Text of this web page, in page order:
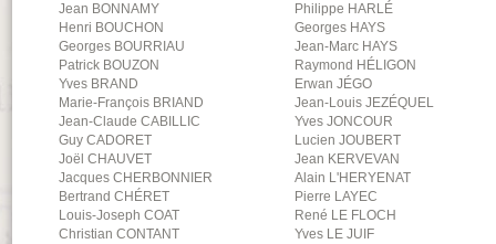
Jean BONNAMY Philippe HARLÉ
Henri BOUCHON Georges HAYS
Georges BOURRIAU Jean-Marc HAYS
Patrick BOUZON Raymond HÉLIGON
Yves BRAND Erwan JÉGO
Marie-François BRIAND Jean-Louis JEZÉQUEL
Jean-Claude CABILLIC Yves JONCOUR
Guy CADORET Lucien JOUBERT
Joël CHAUVET Jean KERVEVAN
Jacques CHERBONNIER Alain L'HERYENAT
Bertrand CHÉRET Pierre LAYEC
Louis-Joseph COAT René LE FLOCH
Christian CONTANT Yves LE JUIF